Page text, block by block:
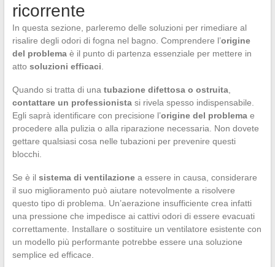
ricorrente
In questa sezione, parleremo delle soluzioni per rimediare al
risalire degli odori di fogna nel bagno. Comprendere l’origine
del problemaè il punto di partenza essenziale per mettere in
atto soluzioni efficaci.
Quando si tratta di una tubazione difettosa o ostruita,
contattare un professionistasi rivela spesso indispensabile.
Egli saprà identificare con precisione l’origine del problemae
procedere alla pulizia o alla riparazione necessaria. Non dovete
gettare qualsiasi cosa nelle tubazioni per prevenire questi
blocchi.
Se è il sistema di ventilazionea essere in causa, considerare
il suo miglioramento può aiutare notevolmente a risolvere
questo tipo di problema. Un’aerazione insufficiente crea infatti
una pressione che impedisce ai cattivi odori di essere evacuati
correttamente. Installare o sostituire un ventilatore esistente con
un modello più performante potrebbe essere una soluzione
semplice ed efficace.